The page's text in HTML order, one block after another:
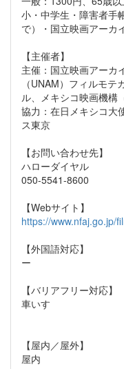
小・中学生・障害者手
で）・国立映画アーカ
【主催者】
主催：国立映画アーカ
（UNAM）フィルモ
ル、メキシコ映画機構
協力：在日メキシコ大
ス東京
【お問い合わせ先】
ハローダイヤル
050-5541-8600
【Webサイト】
https://www.nfaj.go.jp/
【外国語対応】
ー
【バリアフリー対応】
車いす
【屋内／屋外】
屋内